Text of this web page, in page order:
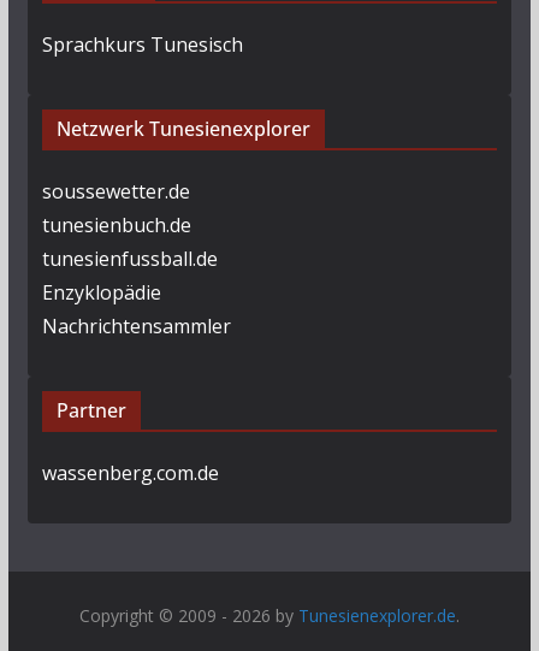
Sprachkurs Tunesisch
Netzwerk Tunesienexplorer
soussewetter.de
tunesienbuch.de
tunesienfussball.de
Enzyklopädie
Nachrichtensammler
Partner
wassenberg.com.de
Copyright © 2009 - 2026 by Tunesienexplorer.de.